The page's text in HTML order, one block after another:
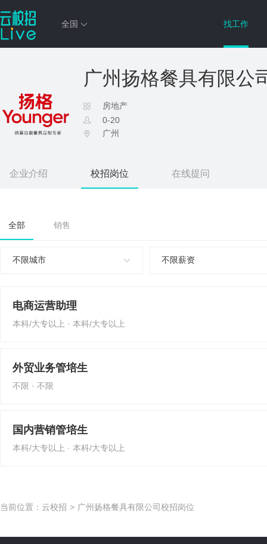
全国 找工作
广州扬格餐具有限公
房地产
0-20
广州
企业介绍 校招岗位 在线提问
全部 销售
不限城市 不限薪资
电商运营助理
本科/大专以上 · 本科/大专以上
外贸业务管培生
不限 · 不限
国内营销管培生
本科/大专以上 · 本科/大专以上
当前位置： 云校招 > 广州扬格餐具有限公司校招岗位